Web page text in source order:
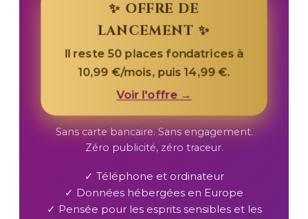
✨ OFFRE DE
LANCEMENT ✨
Il reste 50 places fondatrices à
10,99 €/mois, puis 14,99 €.
Voir l'offre →
Sans carte bancaire. Sans engagement.
Zéro publicité, zéro traceur.
✓ Téléphone et ordinateur
✓ Données hébergées en Europe
✓ Pensée pour les esprits sensibles et les